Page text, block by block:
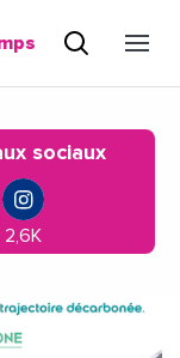
sociaux
2,6K